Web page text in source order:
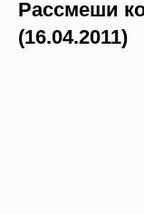
Рассмеши
(16.04.2011)